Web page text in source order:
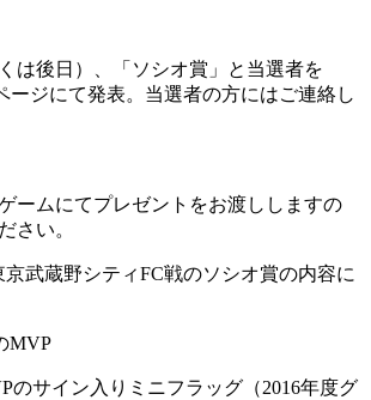
は後日）、「ソシオ賞」と当選者を
ージにて発表。当選者の方にはご連絡し
ームにてプレゼントをお渡ししますの
さい。
京武蔵野シティFC戦のソシオ賞の内容に
MVP
サイン入りミニフラッグ（2016年度グ